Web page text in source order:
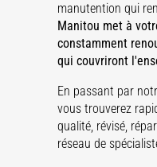
manutention qui
Manitou met à
constamment
qui couvriront
En passant par
vous trouverez
qualité, révisé,
réseau de